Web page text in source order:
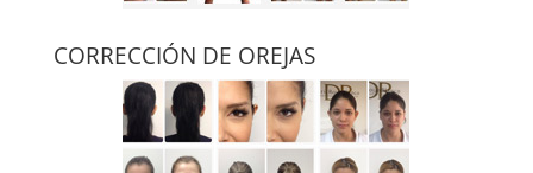
CORRECCIÓN DE OREJAS